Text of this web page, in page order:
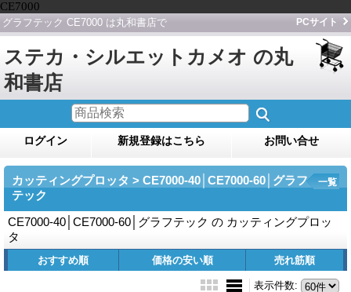
CE7000
グラフテック CE7000 は丸和書店で PCサイト
ステカ・シルエットカメオ の丸
和書店
ログイン 新規登録はこちら お問い合せ
カッティングプロッタ > CE7000-40│CE7000-60│グラフ
テック
CE7000-40│CE7000-60│グラフテック の カッティングプロッ
タ
一覧
おすすめ順 価格の安い順 売れ筋順
表示件数: